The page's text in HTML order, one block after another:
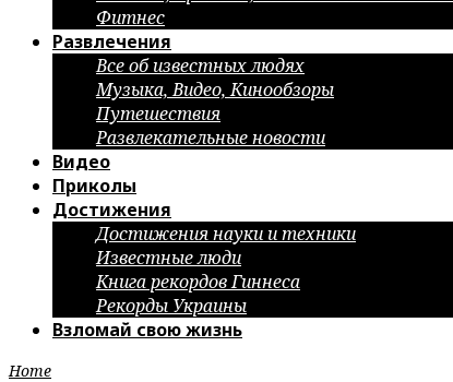
Фитнес
Развлечения
Все об известных людях
Музыка, Видео, Кинообзоры
Путешествия
Развлекательные новости
Видео
Приколы
Достижения
Достижения науки и техники
Известные люди
Книга рекордов Гиннеса
Рекорды Украины
Взломай свою жизнь
Home